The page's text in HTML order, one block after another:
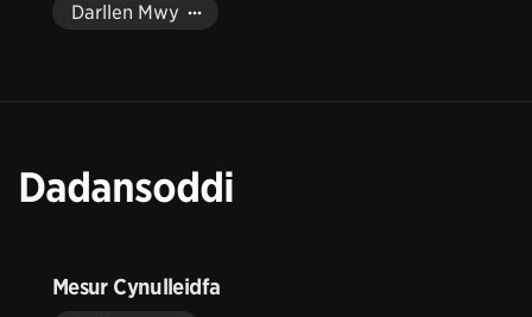
Darllen Mwy
Dadansoddi
Mesur Cynulleidfa